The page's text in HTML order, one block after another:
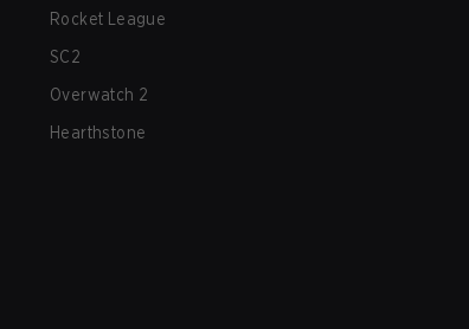
Rocket League
SC2
Overwatch 2
Hearthstone